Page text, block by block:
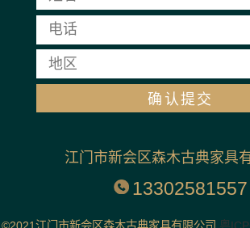
江门市新会区森木古典家具
13302581557
©2021江门市新会区森木古典家具有限公司 粤